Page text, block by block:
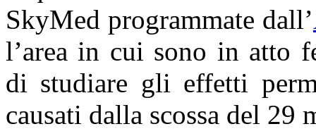
SkyMed programmate dall’
l’area in cui sono in atto
di studiare gli effetti
causati dalla scossa del 29